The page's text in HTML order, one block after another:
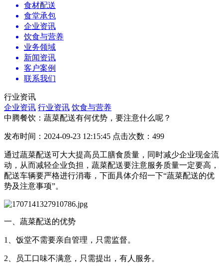
食材配送
食堂承包
企业资讯
饮食与营养
业务领域
新闻资讯
客户案例
联系我们
行业资讯
企业资讯 行业资讯 饮食与营养
中腾餐饮：蔬菜配送有何优势，要注意什么呢？
发布时间：2024-09-23 12:15:45 点击次数：499
通过蔬菜配送可大大提高员工膳食质量，同时减少企业现金流
动，从而减轻企业负担，蔬菜配送要注意服务质量一定要高，
配送车辆要严格进行消毒，下面具体介绍一下“蔬菜配送的优
势及注意事项”。
一、蔬菜配送的优势
1、饭堂不需要亲自管理，只需监督。
2、员工口味不满意，只需提出，有人服务。